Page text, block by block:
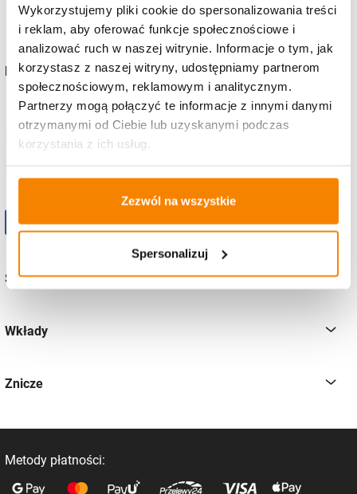
Wykorzystujemy pliki cookie do spersonalizowania treści
i reklam, aby oferować funkcje społecznościowe i
analizować ruch w naszej witrynie. Informacje o tym, jak
korzystasz z naszej witryny, udostępniamy partnerom
społecznościowym, reklamowym i analitycznym.
Partnerzy mogą połączyć te informacje z innymi danymi
otrzymanymi od Ciebie lub uzyskanymi podczas
korzystania z ich usług.
Zezwól na wszystkie
Spersonalizuj
Kontakt
+48 736 919 922
sklep@zniczefenix.pl
Sklep
Wkłady
Znicze
Metody płatności: